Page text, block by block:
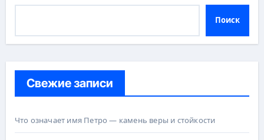
Поиск
Свежие записи
Что означает имя Петро — камень веры и стойкости